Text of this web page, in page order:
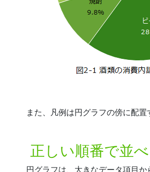
また、凡例は円グラフの傍に配
正しい順番で並
円グラフは、大きなデータ項目